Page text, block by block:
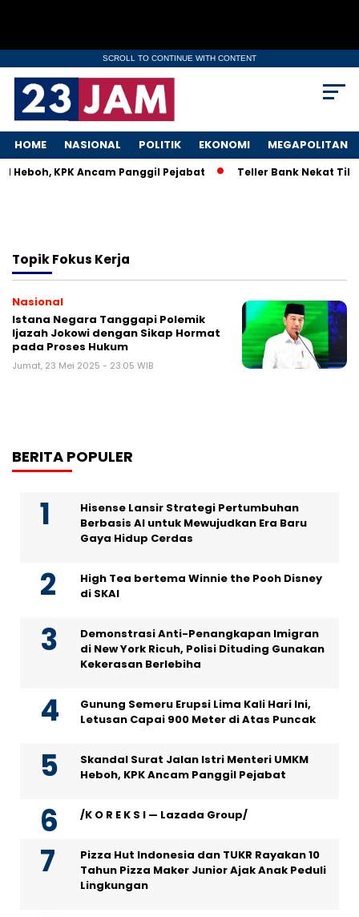
SCROLL TO CONTINUE WITH CONTENT
HOME NASIONAL POLITIK EKONOMI MEGAPOLITAN
KPK Ancam Panggil Pejabat Teller Bank Nekat
TopikFokus Kerja
Nasional
Istana Negara Tanggapi Polemik
Ijazah Jokowi dengan Sikap Hormat
pada Proses Hukum
Jumat, 23 Mei 2025 - 23:05 WIB
BERITA POPULER
Hisense Lansir Strategi Pertumbuhan
Berbasis AI untuk Mewujudkan Era Baru
Gaya Hidup Cerdas
High Tea bertema Winnie the Pooh Disney
di SKAI
Demonstrasi Anti-Penangkapan Imigran
di New York Ricuh, Polisi Dituding Gunakan
Kekerasan Berlebiha
Gunung Semeru Erupsi Lima Kali Hari Ini,
Letusan Capai 900 Meter di Atas Puncak
Skandal Surat Jalan Istri Menteri UMKM
Heboh, KPK Ancam Panggil Pejabat
/K O R E K S I — Lazada Group/
Pizza Hut Indonesia dan TUKR Rayakan 10
Tahun Pizza Maker Junior Ajak Anak Peduli
Lingkungan